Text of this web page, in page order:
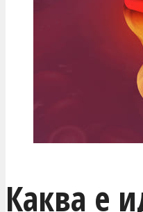
Каква е